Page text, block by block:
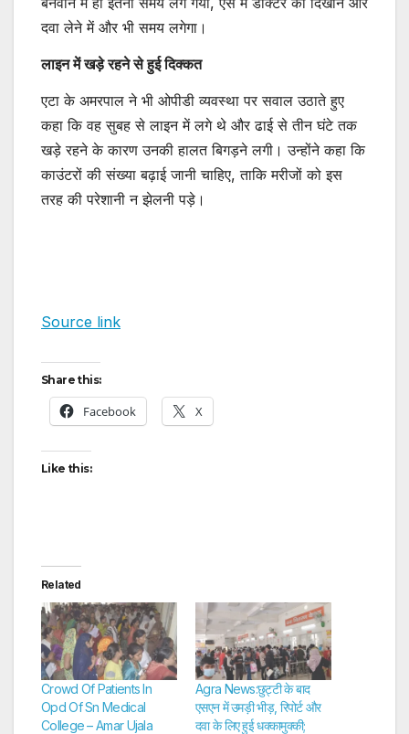
दवा लेने में और भी समय लगेगा।
लाइन में खड़े रहने से हुई दिक्कत
एटा के अमरपाल ने भी ओपीडी व्यवस्था पर सवाल उठाते हुए
कहा कि वह सुबह से लाइन में लगे थे और ढाई से तीन घंटे तक
खड़े रहने के कारण उनकी हालत बिगड़ने लगी। उन्होंने कहा कि
काउंटरों की संख्या बढ़ाई जानी चाहिए, ताकि मरीजों को इस
तरह की परेशानी न झेलनी पड़े।
Source link
Share this:
Facebook X
Like this:
Related
Crowd Of Patients In
Opd Of Sn Medical
College – Amar Ujala
Agra News:छुट्टी के बाद
एसएन में उमड़ी भीड़, रिपोर्ट और
दवा के लिए हुई धक्कामुक्की;